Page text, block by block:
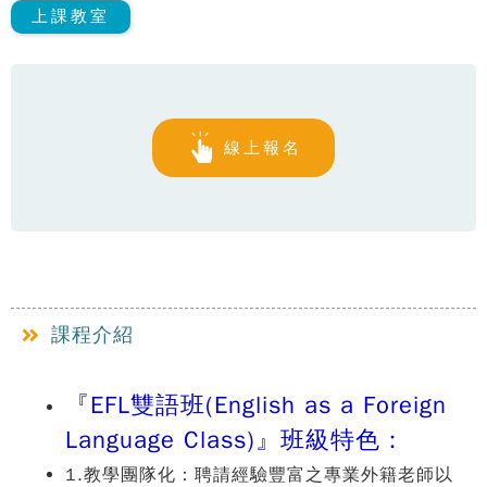
上課教室
線上報名
課程介紹
『EFL雙語班(English as a Foreign
Language Class)』班級特色：
1.教學團隊化：聘請經驗豐富之專業外籍老師以